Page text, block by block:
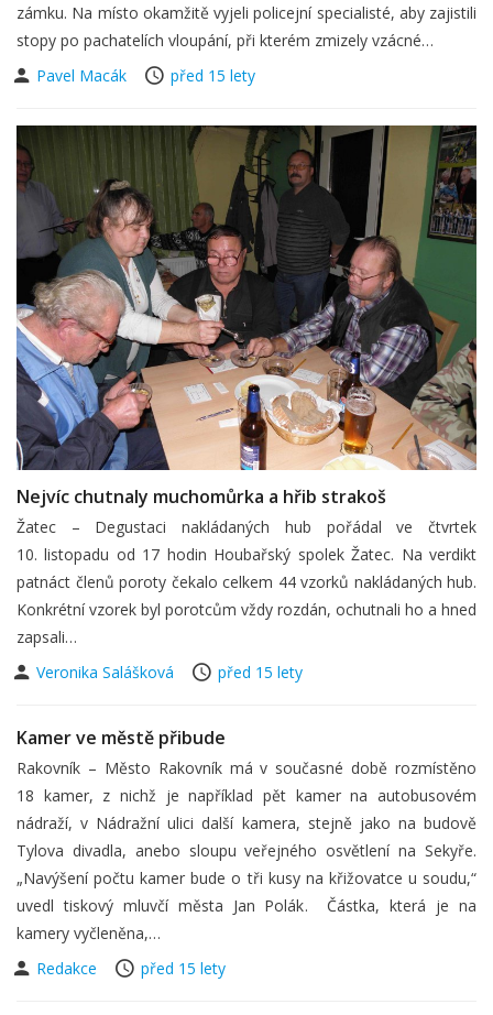
zámku. Na místo okamžitě vyjeli policejní specialisté, aby zajistili
stopy po pachatelích vloupání, při kterém zmizely vzácné…
Pavel Macák
před 15 lety
Nejvíc chutnaly muchomůrka a hřib strakoš
Žatec – Degustaci nakládaných hub pořádal ve čtvrtek
10. listopadu od 17 hodin Houbařský spolek Žatec. Na verdikt
patnáct členů poroty čekalo celkem 44 vzorků nakládaných hub.
Konkrétní vzorek byl porotcům vždy rozdán, ochutnali ho a hned
zapsali…
Veronika Salášková
před 15 lety
Kamer ve městě přibude
Rakovník – Město Rakovník má v současné době rozmístěno
18 kamer, z nichž je například pět kamer na autobusovém
nádraží, v Nádražní ulici další kamera, stejně jako na budově
Tylova divadla, anebo sloupu veřejného osvětlení na Sekyře.
„Navýšení počtu kamer bude o tři kusy na křižovatce u soudu,“
uvedl tiskový mluvčí města Jan Polák. Částka, která je na
kamery vyčleněna,…
Redakce
před 15 lety